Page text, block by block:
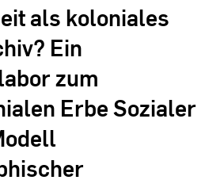
als koloniales
Ein
zum
Erbe Sozialer